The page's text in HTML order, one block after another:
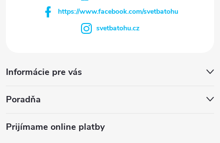
https://www.facebook.com/svetbatohu
svetbatohu.cz
Informácie pre vás
Poradňa
Prijímame online platby